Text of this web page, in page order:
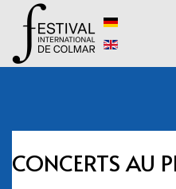
Accéder au contenu
CONCERTS AU